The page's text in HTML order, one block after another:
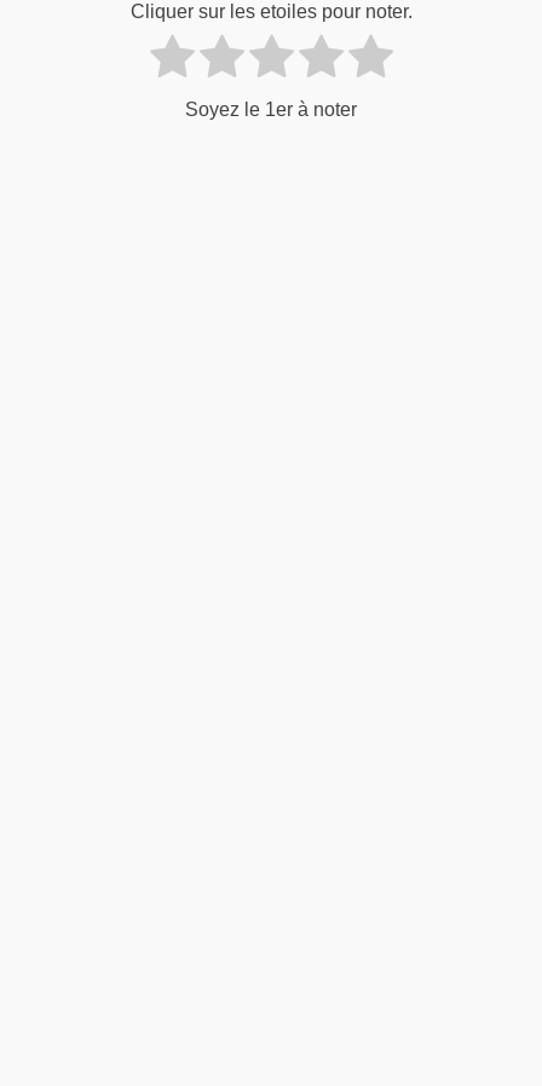
Cliquer sur les etoiles pour noter.
Soyez le 1er à noter